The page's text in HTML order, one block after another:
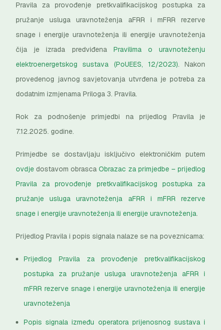
Pravila za provođenje pretkvalifikacijskog postupka za
pružanje usluga uravnoteženja aFRR i mFRR rezerve
snage i energije uravnoteženja ili energije uravnoteženja
čija je izrada predviđena Pravilima o uravnoteženju
elektroenergetskog sustava (PoUEES, 12/2023). Nakon
provedenog javnog savjetovanja utvrđena je potreba za
dodatnim izmjenama Priloga 3. Pravila.
Rok za podnošenje primjedbi na prijedlog Pravila je
7.12.2025. godine.
Primjedbe se dostavljaju isključivo elektroničkim putem
ovdje dostavom obrascaObrazac za primjedbe – prijedlog
Pravila za provođenje pretkvalifikacijskog postupka za
pružanje usluga uravnoteženja aFRR i mFRR rezerve
snage i energije uravnoteženja ili energije uravnoteženja.
Prijedlog Pravila i popis signala nalaze se na poveznicama:
Prijedlog Pravila za provođenje pretkvalifikacijskog
postupka za pružanje usluga uravnoteženja aFRR i
mFRR rezerve snage i energije uravnoteženja ili energije
uravnoteženja
Popis signala između operatora prijenosnog sustava i